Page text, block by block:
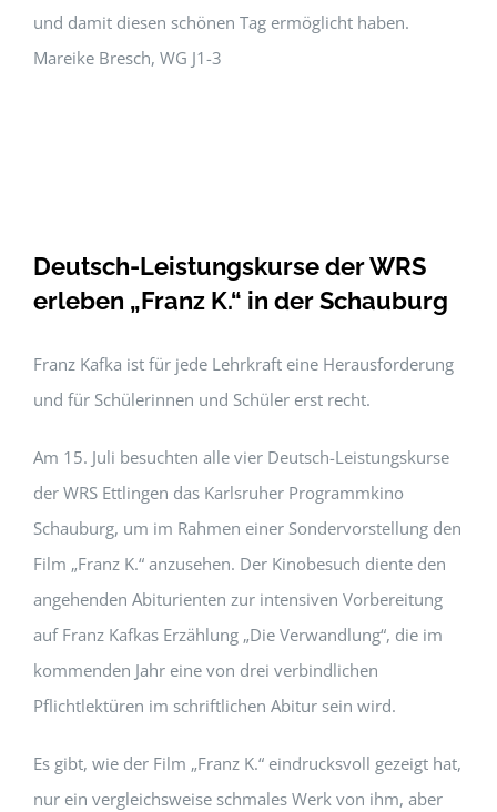
und damit diesen schönen Tag ermöglicht haben.
Mareike Bresch, WG J1-3
Deutsch-Leistungskurse der WRS
erleben „Franz K.“ in der Schauburg
Franz Kafka ist für jede Lehrkraft eine Herausforderung
und für Schülerinnen und Schüler erst recht.
Am 15. Juli besuchten alle vier Deutsch-Leistungskurse
der WRS Ettlingen das Karlsruher Programmkino
Schauburg, um im Rahmen einer Sondervorstellung den
Film „Franz K.“ anzusehen. Der Kinobesuch diente den
angehenden Abiturienten zur intensiven Vorbereitung
auf Franz Kafkas Erzählung „Die Verwandlung“, die im
kommenden Jahr eine von drei verbindlichen
Pflichtlektüren im schriftlichen Abitur sein wird.
Es gibt, wie der Film „Franz K.“ eindrucksvoll gezeigt hat,
nur ein vergleichsweise schmales Werk von ihm, aber